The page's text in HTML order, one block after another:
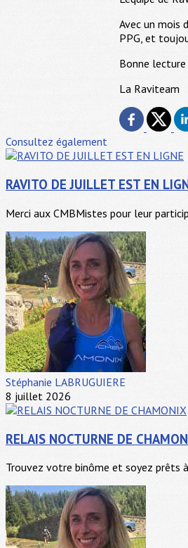
Avec un mois
PPG, et
Bonne lecture
La Raviteam
Consultez également
RAVITO DE JUILLET EST EN
Merci aux CMBMistes pour leur
Stéphanie LABRUGUIERE
8 juillet 2026
RELAIS NOCTURNE DE
Trouvez votre binôme et soyez prêts